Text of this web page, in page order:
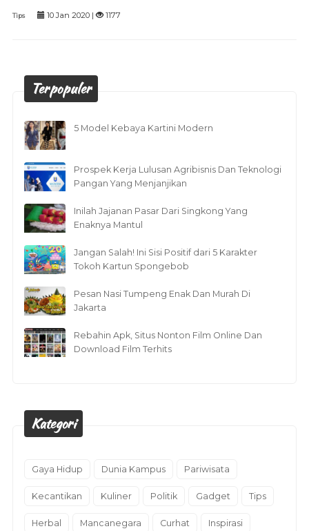
Tips 10 Jan 2020 | 1177
Terpopuler
5 Model Kebaya Kartini Modern
Prospek Kerja Lulusan Agribisnis Dan Teknologi
Pangan Yang Menjanjikan
Inilah Jajanan Pasar Dari Singkong Yang
Enaknya Mantul
Jangan Salah! Ini Sisi Positif dari 5 Karakter
Tokoh Kartun Spongebob
Pesan Nasi Tumpeng Enak Dan Murah Di
Jakarta
Rebahin Apk, Situs Nonton Film Online Dan
Download Film Terhits
Kategori
Gaya Hidup Dunia Kampus Pariwisata
Kecantikan Kuliner Politik Gadget Tips
Herbal Mancanegara Curhat Inspirasi